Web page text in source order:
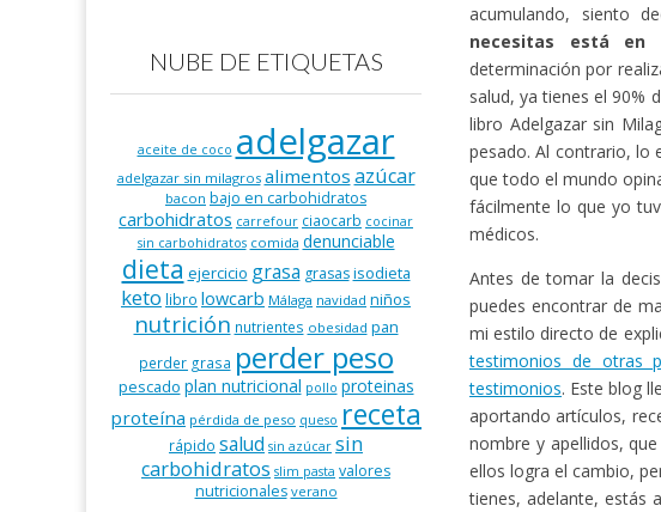
acumulando, siento
necesitas está en
determinación por
salud, ya tienes el 90%
libro Adelgazar sin
pesado. Al contrario, lo
que todo el mundo
fácilmente lo que yo
médicos.
Antes de tomar la
puedes encontrar de
mi estilo directo de
testimonios de otras
testimonios. Este blog
aportando artículos,
nombre y apellidos,
ellos logra el cambio,
tienes, adelante, estás
NUBE DE ETIQUETAS
aceite de coco adelgazar
adelgazar sin milagros alimentos azúcar
bacon bajo en carbohidratos
carbohidratos carrefour ciaocarb cocinar
sin carbohidratos comida denunciable
dieta ejercicio grasa grasas isodieta
keto libro lowcarb Málaga navidad niños
nutrición nutrientes obesidad pan
perder grasa perder peso
pescado plan nutricional pollo proteinas
proteína pérdida de peso queso receta
rápido salud sin azúcar sin
carbohidratos slim pasta valores
nutricionales verano